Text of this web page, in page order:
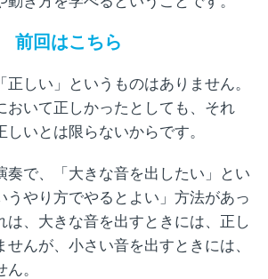
前回はこちら
しい」というものはありません。
おいて正しかったとしても、それ
いとは限らないからです。
奏で、「大きな音を出したい」とい
うやり方でやるとよい」方法があっ
は、大きな音を出すときには、正し
んが、小さい音を出すときには、
。